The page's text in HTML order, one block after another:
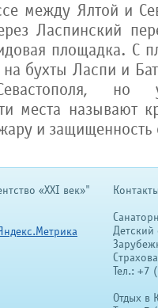
между Ялтой и
Ласпинский
площадка. С
бухты Ласпи и
но
места называют
и защищенность
«XXI век»"
Детский
Тел.: +7
Отдых в